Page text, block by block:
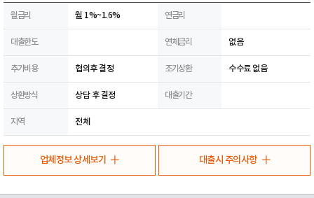
월금리 월 1%~1.6% 연금리
대출한도 연체금리 없음
추가비용 협의후 결정 조기상환 수수료 없음
상환방식 상담 후 결정 대출기간
지역 전체
업체정보 상세보기 대출시 주의사항